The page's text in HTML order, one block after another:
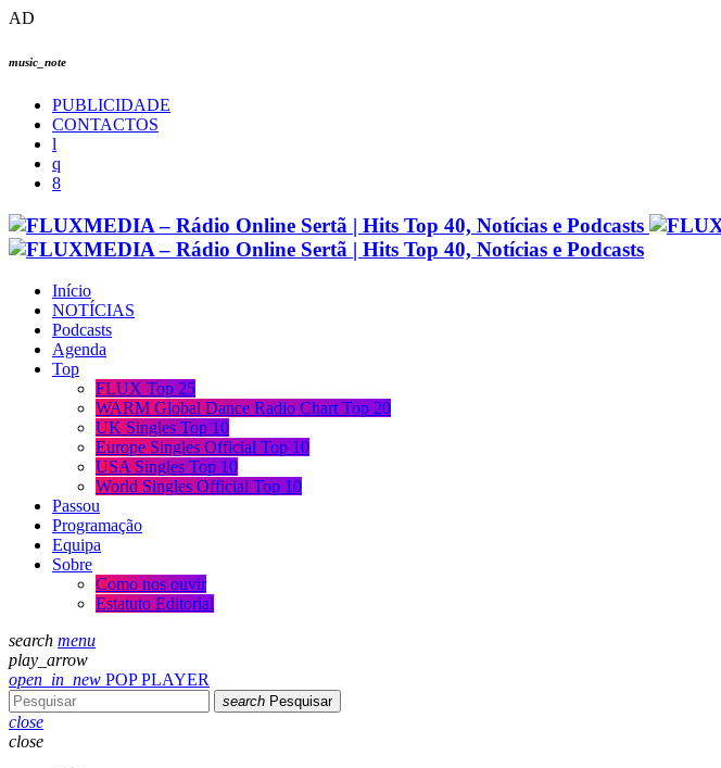
AD
music_note
PUBLICIDADE
CONTACTOS
Início
NOTÍCIAS
Podcasts
Agenda
Top
FLUX Top 25
WARM Global Dance Radio Chart Top 20
UK Singles Top 10
Europe Singles Official Top 10
USA Singles Top 10
World Singles Official Top 10
Passou
Programação
Equipa
Sobre
Como nos ouvir
Estatuto Editorial
search menu
play_arrow
open_in_new POP PLAYER
search Pesquisar
close
close